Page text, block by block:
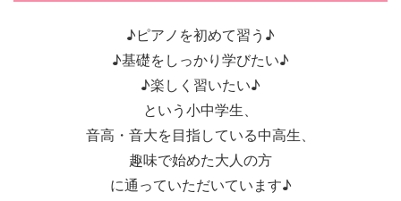
♪ピアノを初めて習う♪
♪基礎をしっかり学びたい♪
♪楽しく習いたい♪
という小中学生、
音高・音大を目指している中高生、
趣味で始めた大人の方
に通っていただいています♪